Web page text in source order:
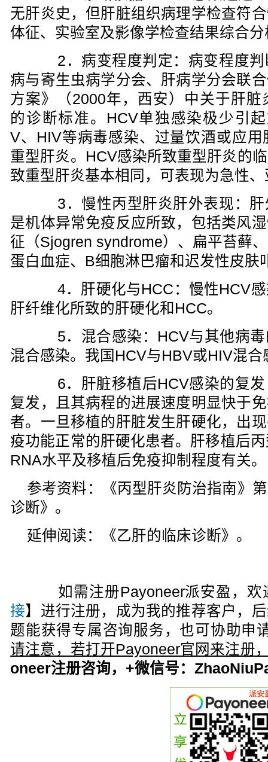
无肝炎史，但肝脏组织病理学检查符
体征、实验室及影像学检查结果综合
2．病变程度判定：病变程度判
病与寄生虫病学分会、肝病学分会联
方案》（2000年，西安）中关于肝
的诊断标准。HCV单独感染极少引
V、HIV等病毒感染、过量饮酒或应
重型肝炎。HCV感染所致重型肝炎的
致重型肝炎基本相同，可表现为急性
3．慢性丙型肝炎肝外表现：肝
是机体异常免疫反应所致，包括类风
征（Sjogren syndrome）、扁平苔藓
蛋白血症、B细胞淋巴瘤和迟发性皮肤
4．肝硬化与HCC：慢性HCV感
肝纤维化所致的肝硬化和HCC。
5．混合感染：HCV与其他病毒
混合感染。我国HCV与HBV或HIV混合
6．肝脏移植后HCV感染的复发
复发，且其病程的进展速度明显快于
者。一旦移植的肝脏发生肝硬化，出
疫功能正常的肝硬化患者。肝移植后
RNA水平及移植后免疫抑制程度有关。
参考资料：《丙型肝炎防治指南》
诊断》。
延伸阅读：《乙肝的临床诊断》。
如需注册Payoneer派安盈，欢
接】进行注册，成为我的推荐客户，
题能获得专属咨询服务，也可协助申
请注意，若打开Payoneer官网来注册
oneer注册咨询，+微信号：